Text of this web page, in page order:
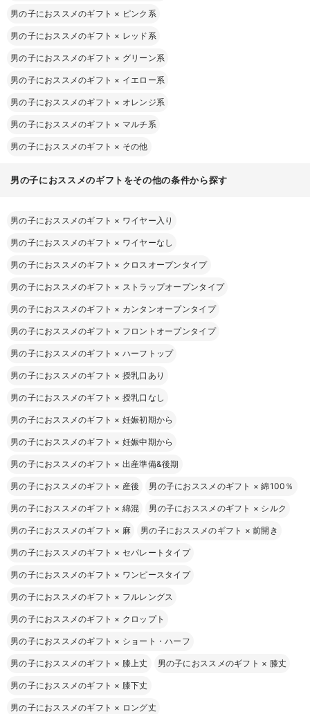
男の子におススメのギフト × ピンク系
男の子におススメのギフト × レッド系
男の子におススメのギフト × グリーン系
男の子におススメのギフト × イエロー系
男の子におススメのギフト × オレンジ系
男の子におススメのギフト × マルチ系
男の子におススメのギフト × その他
男の子におススメのギフトをその他の条件から探す
男の子におススメのギフト × ワイヤー入り
男の子におススメのギフト × ワイヤーなし
男の子におススメのギフト × クロスオープンタイプ
男の子におススメのギフト × ストラップオープンタイプ
男の子におススメのギフト × カンタンオープンタイプ
男の子におススメのギフト × フロントオープンタイプ
男の子におススメのギフト × ハーフトップ
男の子におススメのギフト × 授乳口あり
男の子におススメのギフト × 授乳口なし
男の子におススメのギフト × 妊娠初期から
男の子におススメのギフト × 妊娠中期から
男の子におススメのギフト × 出産準備&後期
男の子におススメのギフト × 産後 男の子におススメのギフト ×綿100％
男の子におススメのギフト × 綿混 男の子におススメのギフト × シルク
男の子におススメのギフト × 麻 男の子におススメのギフト ×前開き
男の子におススメのギフト × セパレートタイプ
男の子におススメのギフト × ワンピースタイプ
男の子におススメのギフト × フルレングス
男の子におススメのギフト × クロップト
男の子におススメのギフト × ショート・ハーフ
男の子におススメのギフト × 膝上丈 男の子におススメのギフト × 膝丈
男の子におススメのギフト × 膝下丈
男の子におススメのギフト × ロング丈